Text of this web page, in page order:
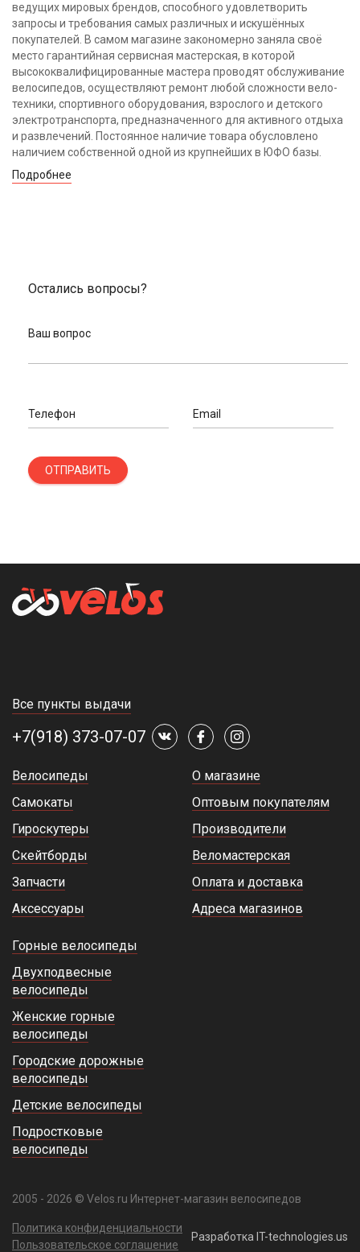
ведущих мировых брендов, способного удовлетворить
запросы и требования самых различных и искушённых
покупателей. В самом магазине закономерно заняла своё
место гарантийная сервисная мастерская, в которой
высококвалифицированные мастера проводят обслуживание
велосипедов, осуществляют ремонт любой сложности вело-
техники, спортивного оборудования, взрослого и детского
электротранспорта, предназначенного для активного отдыха
и развлечений. Постоянное наличие товара обусловлено
наличием собственной одной из крупнейших в ЮФО базы.
Подробнее
Остались вопросы?
Ваш вопрос
Телефон Email
ОТПРАВИТЬ
Все пункты выдачи
+7(918) 373-07-07
Велосипеды
Самокаты
Гироскутеры
Скейтборды
Запчасти
Аксессуары
О магазине
Оптовым покупателям
Производители
Веломастерская
Оплата и доставка
Адреса магазинов
Горные велосипеды
Двухподвесные
велосипеды
Женские горные
велосипеды
Городские дорожные
велосипеды
Детские велосипеды
Подростковые
велосипеды
2005 - 2026 © Velos.ru Интернет-магазин велосипедов
Политика конфиденциальности
Пользовательское соглашение
Разработка IT-technologies.us